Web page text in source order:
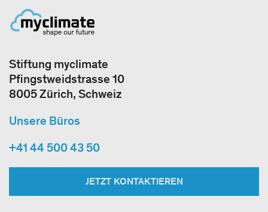
Stiftung myclimate
Pfingstweidstrasse 10
8005 Zürich, Schweiz
Unsere Büros
+41 44 500 43 50
JETZT KONTAKTIEREN